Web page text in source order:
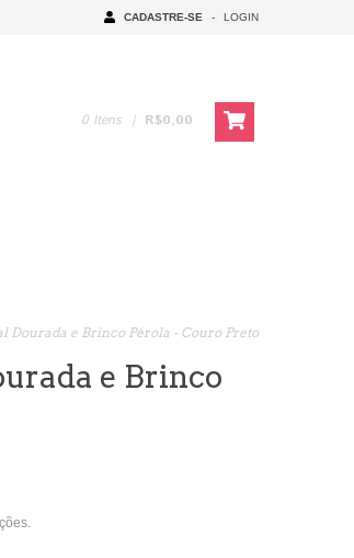
CADASTRE-SE - LOGIN
0 Itens | R$0,00
Dourada e Brinco Pérola - Couro Preto
e Brinco